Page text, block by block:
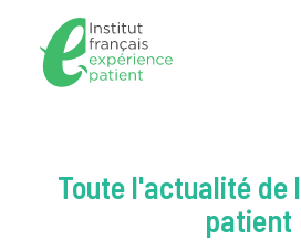
Toute l'actualité de
patient